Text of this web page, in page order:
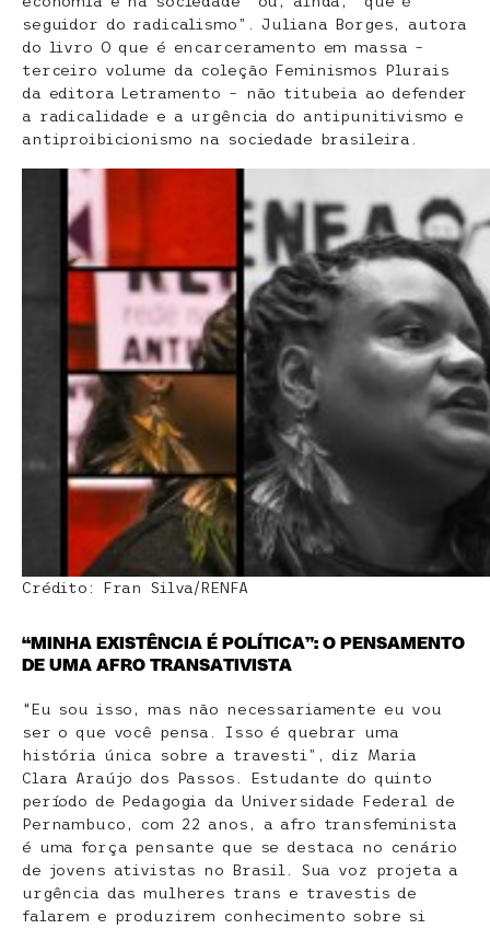
seguidor do radicalismo”. Juliana Borges, autora
do livro O que é encarceramento em massa –
terceiro volume da coleção Feminismos Plurais
da editora Letramento – não titubeia ao defender
a radicalidade e a urgência do antipunitivismo e
antiproibicionismo na sociedade brasileira.
Crédito: Fran Silva/RENFA
“MINHA EXISTÊNCIA É POLÍTICA”: O PENSAMENTO
DE UMA AFRO TRANSATIVISTA
“Eu sou isso, mas não necessariamente eu vou
ser o que você pensa. Isso é quebrar uma
história única sobre a travesti”, diz Maria
Clara Araújo dos Passos. Estudante do quinto
período de Pedagogia da Universidade Federal de
Pernambuco, com 22 anos, a afro transfeminista
é uma força pensante que se destaca no cenário
de jovens ativistas no Brasil. Sua voz projeta a
urgência das mulheres trans e travestis de
falarem e produzirem conhecimento sobre si